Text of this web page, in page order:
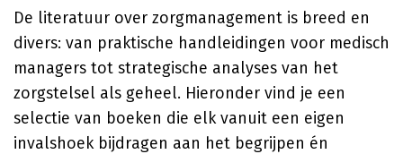
De literatuur over zorgmanagement is breed en
divers: van praktische handleidingen voor medisch
managers tot strategische analyses van het
zorgstelsel als geheel. Hieronder vind je een
selectie van boeken die elk vanuit een eigen
invalshoek bijdragen aan het begrijpen én